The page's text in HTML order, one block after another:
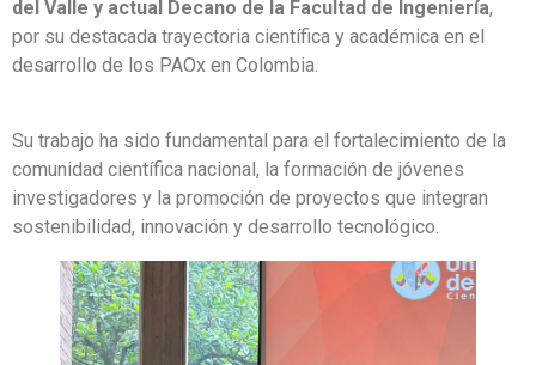
del Valle y actual Decano de la Facultad de Ingeniería,
por su destacada trayectoria científica y académica en el
desarrollo de los PAOx en Colombia.
Su trabajo ha sido fundamental para el fortalecimiento de la
comunidad científica nacional, la formación de jóvenes
investigadores y la promoción de proyectos que integran
sostenibilidad, innovación y desarrollo tecnológico.